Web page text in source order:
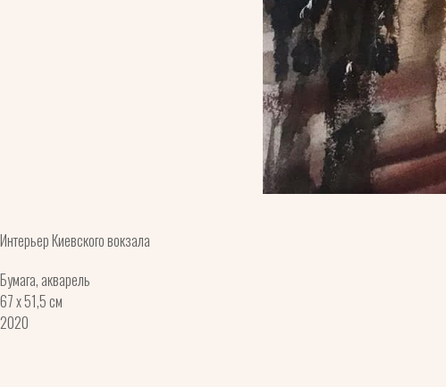
Интерьер Киевского вокзала
Бумага, акварель
67 x 51,5 см
2020